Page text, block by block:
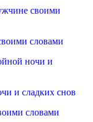
словами
и сладких снов